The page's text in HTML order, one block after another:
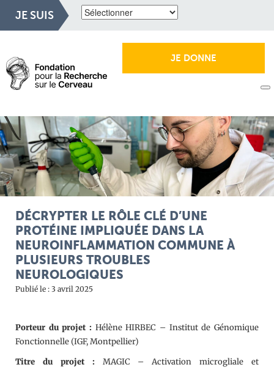
JE SUIS
JE DONNE
DÉCRYPTER LE RÔLE CLÉ D’UNE
PROTÉINE IMPLIQUÉE DANS LA
NEUROINFLAMMATION COMMUNE À
PLUSIEURS TROUBLES
NEUROLOGIQUES
Publié le : 3 avril 2025
Porteur du projet : Hélène HIRBEC – Institut de Génomique
Fonctionnelle (IGF, Montpellier)
Titre du projet : MAGIC – Activation microgliale et